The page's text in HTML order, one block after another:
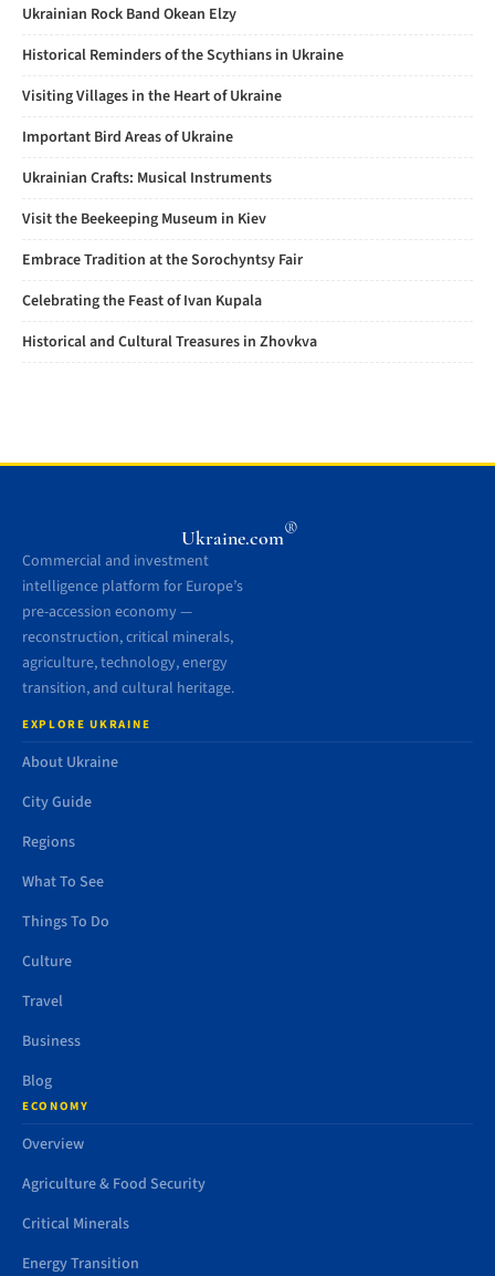
Ukrainian Rock Band Okean Elzy
Historical Reminders of the Scythians in Ukraine
Visiting Villages in the Heart of Ukraine
Important Bird Areas of Ukraine
Ukrainian Crafts: Musical Instruments
Visit the Beekeeping Museum in Kiev
Embrace Tradition at the Sorochyntsy Fair
Celebrating the Feast of Ivan Kupala
Historical and Cultural Treasures in Zhovkva
Ukraine.com®
Commercial and investment
intelligence platform for Europe’s
pre-accession economy —
reconstruction, critical minerals,
agriculture, technology, energy
transition, and cultural heritage.
EXPLORE UKRAINE
About Ukraine
City Guide
Regions
What To See
Things To Do
Culture
Travel
Business
Blog
ECONOMY
Overview
Agriculture & Food Security
Critical Minerals
Energy Transition